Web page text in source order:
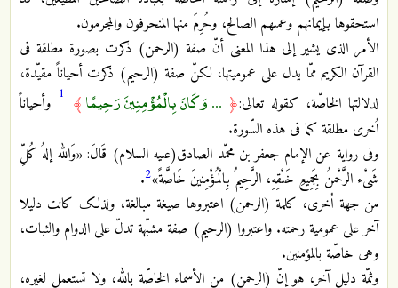
استحقوها بإیمانهم وعملهم الصالح، وحُرِمَ منها المنحرفون والمجرمون.
الأمر الذی یشیر إلى هذا المعنى أنّ صفة (الرحمن) ذکرت بصورة مطلقة فی
القرآن الکریم ممّا یدل على عمومیتها، لکنّ صفة (الرحیم) ذکرت أحیاناً مقیّدة،
لدلالتها الخاصّة، کقوله تعالى:﴿ ... وَكَانَ بِالْمُؤْمِنِينَ رَحِيمًا ﴾ 1 وأحیاناً
اُخرى مطلقة کما فی هذه السّورة.
وفی روایة عن الإمام جعفر بن محمّد الصادق(علیه السلام) قَالَ: «وَالله إلهُ کُلِّ
شَیْء الرَّحْمنُ بِجَمِیعِ خَلْقِهِ، الرَّحِیمُ بِالْمُؤْمِنینَ خَاصَّةً»2
.
من جهة اُخرى، کلمة (الرحمن) اعتبروها صیغة مبالغة، ولذلک کانت دلیلا
آخر على عمومیة رحمته. واعتبروا (الرحیم) صفة مشبّهة تدلّ على الدوام والثبات،
وهی خاصّة بالمؤمنین.
وثمّة دلیل آخر، هو إنّ (الرحمن) من الأسماء الخاصّة بالله، ولا تستعمل لغیره،